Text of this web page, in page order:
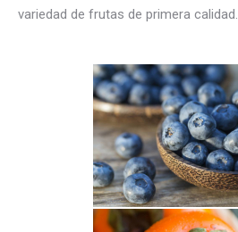
variedad de frutas de primera calidad.